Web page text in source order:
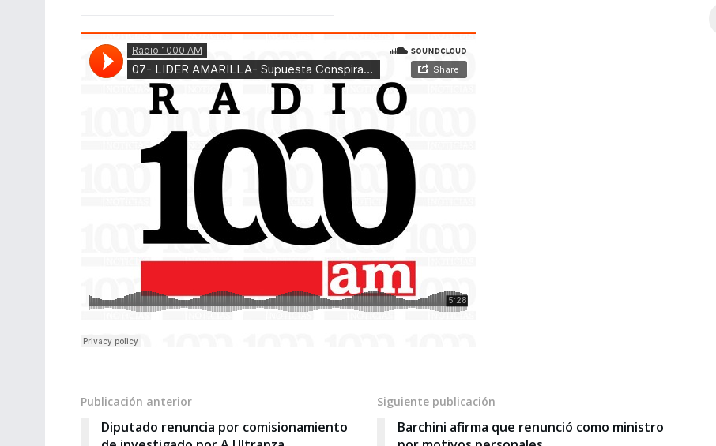
Publicación anterior
Diputado renuncia por comisionamiento
Siguiente publicación
Barchini afirma que renunció como ministro